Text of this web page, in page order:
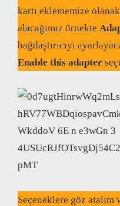
kartı eklememize
alacağımız örnekte
bağdaştırıcıyı
Enable this adapter
Seçeneklere göz atalım